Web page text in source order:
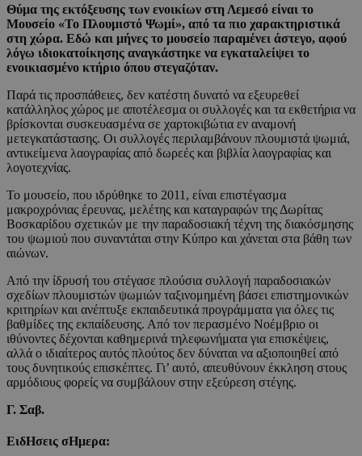
Θύμα της εκτόξευσης των ενοικίων στη Λεμεσό είναι το
Μουσείο «Το Πλουμιστό Ψωμί», από τα πιο χαρακτηριστικά
στη χώρα. Εδώ και μήνες το μουσείο παραμένει άστεγο, αφού
λόγω ιδιοκατοίκησης αναγκάστηκε να εγκαταλείψει το
ενοικιασμένο κτήριο όπου στεγαζόταν.
Παρά τις προσπάθειες, δεν κατέστη δυνατό να εξευρεθεί
κατάλληλος χώρος με αποτέλεσμα οι συλλογές και τα εκθετήρια να
βρίσκονται συσκευασμένα σε χαρτοκιβώτια εν αναμονή
μετεγκατάστασης. Οι συλλογές περιλαμβάνουν πλουμιστά ψωμιά,
αντικείμενα λαογραφίας από δωρεές και βιβλία λαογραφίας και
λογοτεχνίας.
Το μουσείο, που ιδρύθηκε το 2011, είναι επιστέγασμα
μακροχρόνιας έρευνας, μελέτης και καταγραφών της Δωρίτας
Βοσκαρίδου σχετικών με την παραδοσιακή τέχνη της διακόσμησης
του ψωμιού που συναντάται στην Κύπρο και χάνεται στα βάθη των
αιώνων.
Από την ίδρυσή του στέγασε πλούσια συλλογή παραδοσιακών
σχεδίων πλουμιστών ψωμιών ταξινομημένη βάσει επιστημονικών
κριτηρίων και ανέπτυξε εκπαιδευτικά προγράμματα για όλες τις
βαθμίδες της εκπαίδευσης. Από τον περασμένο Νοέμβριο οι
ιθύνοντες δέχονται καθημερινά τηλεφωνήματα για επισκέψεις,
αλλά ο ιδιαίτερος αυτός πλούτος δεν δύναται να αξιοποιηθεί από
τους δυνητικούς επισκέπτες. Γι’ αυτό, απευθύνουν έκκληση στους
αρμόδιους φορείς να συμβάλουν στην εξεύρεση στέγης.
Γ. Σαβ.
ΕιδΗσεις σΗμερα: